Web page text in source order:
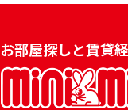
お部屋探しと賃貸